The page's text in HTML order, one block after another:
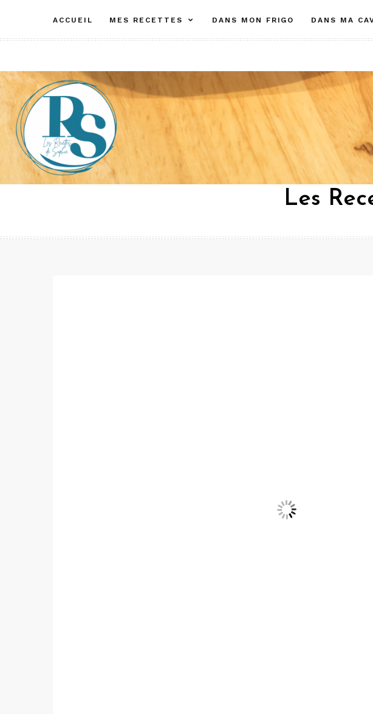
contenu
ACCUEIL MES RECETTES DANS MON FRIGO DANS MA
Les